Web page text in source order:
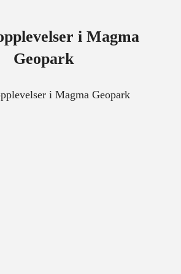
i Magma
Geopark
i Magma Geopark